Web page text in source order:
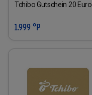
Tchibo Gutschein 20 Euro
1.999 °P